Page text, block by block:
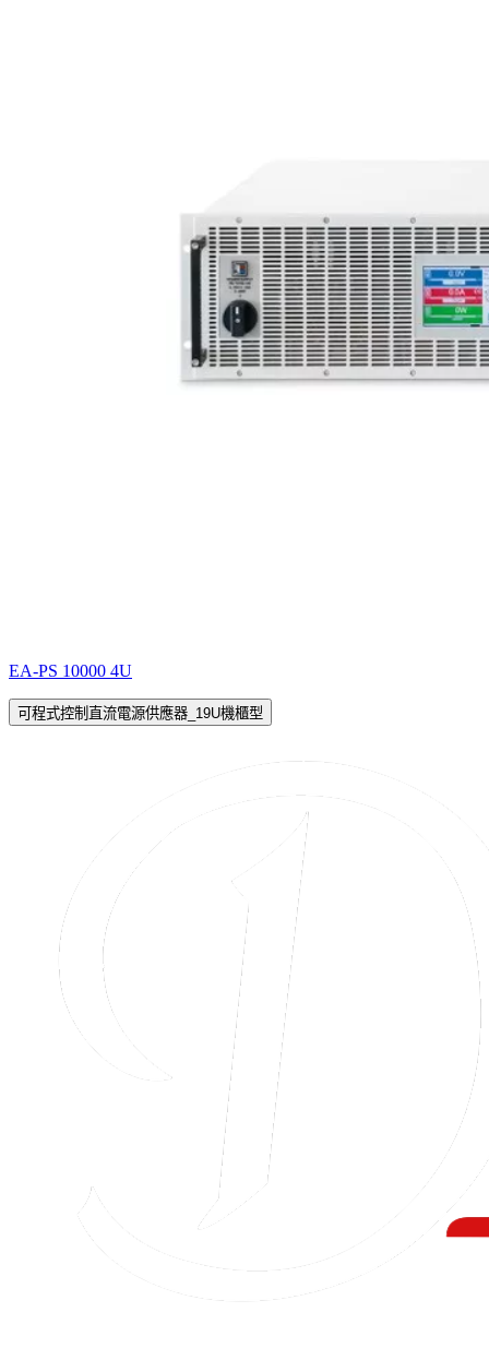
EA-PS 10000 4U
可程式控制直流電源供應器_19U機櫃型